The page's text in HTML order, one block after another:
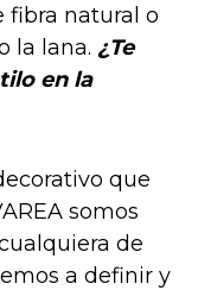
fibra natural o
la lana. ¿Te
en la
que
somos
de
a definir y